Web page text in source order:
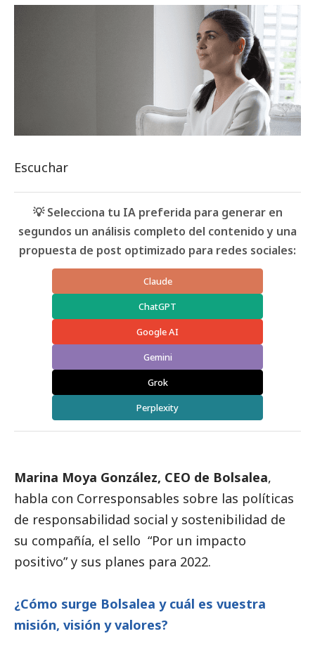
Escuchar
💡 Selecciona tu IA preferida para generar en
segundos un análisis completo del contenido y una
propuesta de post optimizado para redes sociales:
Claude
ChatGPT
Google AI
Gemini
Grok
Perplexity
Marina Moya González, CEO de Bolsalea,
habla con Corresponsables sobre las políticas
de responsabilidad social y sostenibilidad de
su compañía, el sello “Por un impacto
positivo” y sus planes para 2022.
¿Cómo surge Bolsalea y cuál es vuestra
misión, visión y valores?